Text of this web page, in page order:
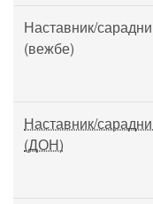
Наставник/
(вежбе)
Наставник/
(ДОН)